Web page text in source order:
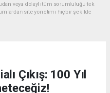
veya dolaylı tüm sorumluluğu tek
site yönetimi hiçbir şekilde
Çıkış: 100 Yıl